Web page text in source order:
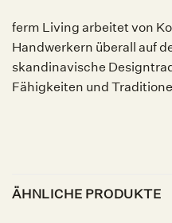
ferm Living arbeitet von
Handwerkern überall auf
skandinavische
Fähigkeiten und
ÄHNLICHE PRODUKTE